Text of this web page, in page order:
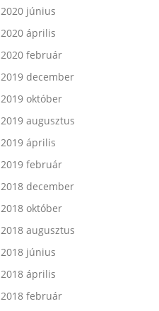
2020 június
2020 április
2020 február
2019 december
2019 október
2019 augusztus
2019 április
2019 február
2018 december
2018 október
2018 augusztus
2018 június
2018 április
2018 február